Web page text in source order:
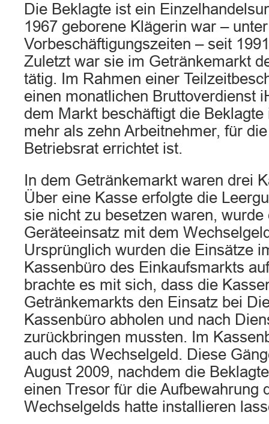
Die Beklagte ist ein
1967 geborene Klägerin war –
Vorbeschäftigungszeiten – seit
Zuletzt war sie im Getränkemarkt
tätig. Im Rahmen einer
einen monatlichen Bruttoverdienst
dem Markt beschäftigt die
mehr als zehn Arbeitnehmer, für
Betriebsrat errichtet ist.
In dem Getränkemarkt waren drei
Über eine Kasse erfolgte die
sie nicht zu besetzen waren, wurde
Geräteeinsatz mit dem
Ursprünglich wurden die Einsätze
Kassenbüro des Einkaufsmarkts
brachte es mit sich, dass die
Getränkemarkts den Einsatz bei
Kassenbüro abholen und nach
zurückbringen mussten. Im
auch das Wechselgeld. Diese
August 2009, nachdem die
einen Tresor für die Aufbewahrung
Wechselgelds hatte installieren